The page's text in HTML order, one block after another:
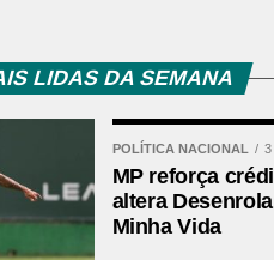
de safra do
nas
LIDAS DA SEMANA
POLÍTICA NACIONAL 3
MP reforça
altera
Minha Vida